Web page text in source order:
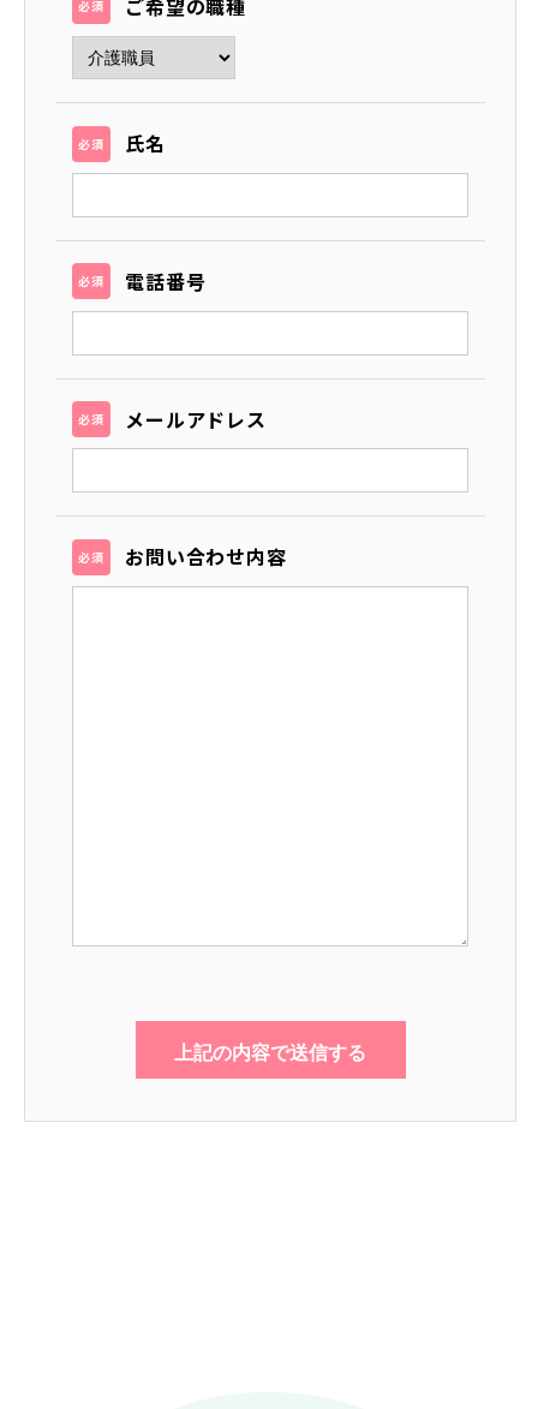
必須
必須 氏名
必須 電話番号
必須 メールアドレス
必須 お問い合わせ内容